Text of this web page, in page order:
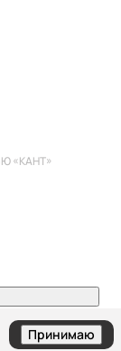
«КАНТ»
Принимаю